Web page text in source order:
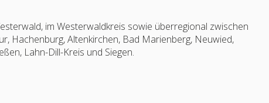
im Westerwaldkreis sowie überregional zwischen
Hachenburg, Altenkirchen, Bad Marienberg, Neuwied,
Lahn-Dill-Kreis und Siegen.